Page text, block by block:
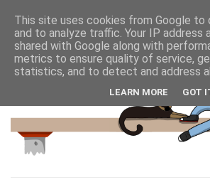
This site uses cookies from Google to
and to analyze traffic. Your IP address
shared with Google along with
metrics to ensure quality of service,
statistics, and to detect and address
LEARN MORE GOT